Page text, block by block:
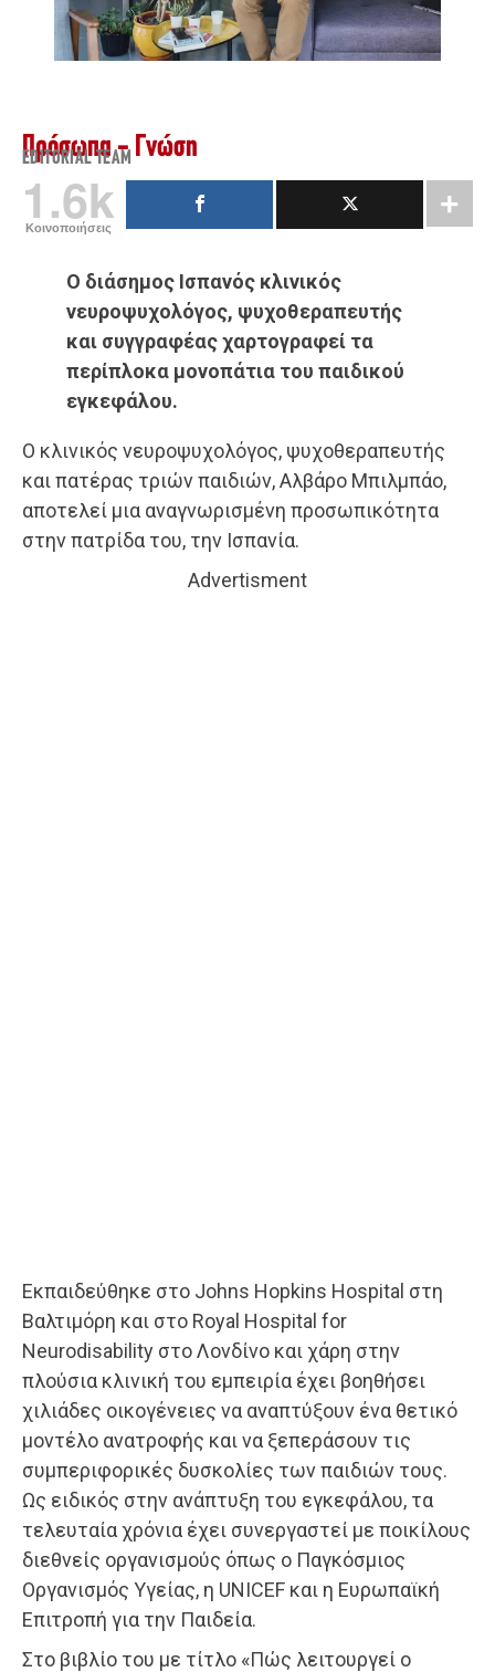
Πρόσωπα - Γνώση
EDITORIAL TEAM
1.6k
Κοινοποιήσεις
Ο διάσημος Ισπανός κλινικός
νευροψυχολόγος, ψυχοθεραπευτής
και συγγραφέας χαρτογραφεί τα
περίπλοκα μονοπάτια του παιδικού
εγκεφάλου.
Ο κλινικός νευροψυχολόγος, ψυχοθεραπευτής
και πατέρας τριών παιδιών, Αλβάρο Μπιλμπάο,
αποτελεί μια αναγνωρισμένη προσωπικότητα
στην πατρίδα του, την Ισπανία.
Advertisment
Εκπαιδεύθηκε στο Johns Hopkins Hospital στη
Βαλτιμόρη και στο Royal Hospital for
Neurodisability στο Λονδίνο και χάρη στην
πλούσια κλινική του εμπειρία έχει βοηθήσει
χιλιάδες οικογένειες να αναπτύξουν ένα θετικό
μοντέλο ανατροφής και να ξεπεράσουν τις
συμπεριφορικές δυσκολίες των παιδιών τους.
Ως ειδικός στην ανάπτυξη του εγκεφάλου, τα
τελευταία χρόνια έχει συνεργαστεί με ποικίλους
διεθνείς οργανισμούς όπως ο Παγκόσμιος
Οργανισμός Υγείας, η UNICEF και η Ευρωπαϊκή
Επιτροπή για την Παιδεία.
Στο βιβλίο του με τίτλο «Πώς λειτουργεί ο